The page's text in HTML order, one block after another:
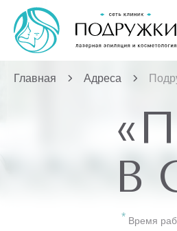
Главная Адреса
В
Время